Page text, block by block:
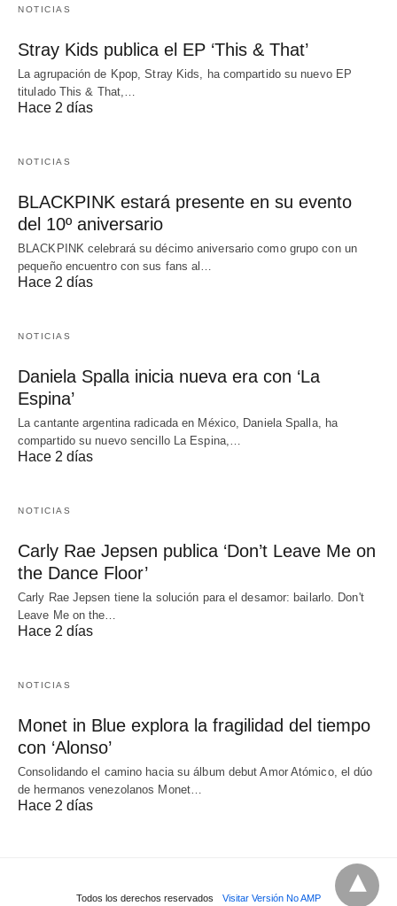
NOTICIAS
Stray Kids publica el EP ‘This & That’
La agrupación de Kpop, Stray Kids, ha compartido su nuevo EP
titulado This & That,…
Hace 2 días
NOTICIAS
BLACKPINK estará presente en su evento
del 10º aniversario
BLACKPINK celebrará su décimo aniversario como grupo con un
pequeño encuentro con sus fans al…
Hace 2 días
NOTICIAS
Daniela Spalla inicia nueva era con ‘La
Espina’
La cantante argentina radicada en México, Daniela Spalla, ha
compartido su nuevo sencillo La Espina,…
Hace 2 días
NOTICIAS
Carly Rae Jepsen publica ‘Don’t Leave Me on
the Dance Floor’
Carly Rae Jepsen tiene la solución para el desamor: bailarlo. Don't
Leave Me on the…
Hace 2 días
NOTICIAS
Monet in Blue explora la fragilidad del tiempo
con ‘Alonso’
Consolidando el camino hacia su álbum debut Amor Atómico, el dúo
de hermanos venezolanos Monet…
Hace 2 días
Todos los derechos reservados Visitar Versión No AMP